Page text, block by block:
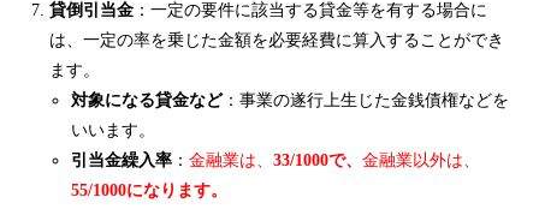
貸倒引当金 ：一定の要件に該当する貸金等を有する場合に
は、一定の率を乗じた金額を必要経費に算入することができ
ます。
対象になる貸金など：事業の遂行上生じた金銭債権などを
いいます。
引当金繰入率 ：金融業は、33/1000で、金融業以外は、
55/1000になります。